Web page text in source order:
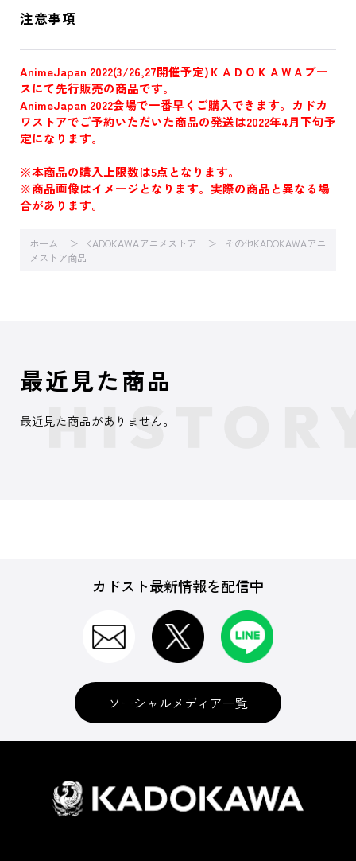
注意事項
AnimeJapan 2022(3/26,27開催予定)ＫＡＤＯＫＡＷＡブー
スにて先行販売の商品です。
AnimeJapan 2022会場で一番早くご購入できます。カドカ
ワストアでご予約いただいた商品の発送は2022年4月下旬予
定になります。
※本商品の購入上限数は5点となります。
※商品画像はイメージとなります。実際の商品と異なる場
合があります。
ホーム KADOKAWAアニメストア
その他KADOKAWAアニ
メストア商品
最近見た商品
最近見た商品がありません。
カドスト最新情報を配信中
ソーシャルメディア一覧